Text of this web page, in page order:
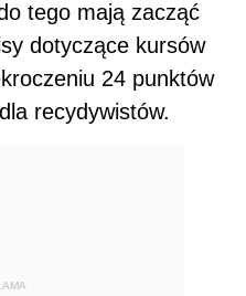
tego mają zacząć
dotyczące kursów
24 punktów
recydywistów.